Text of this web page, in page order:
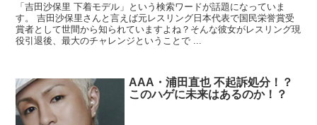
「吉田沙保里 下着モデル」という検索ワードが話題になっていま
す。 吉田沙保里さんと言えば元レスリング日本代表で国民栄誉賞受
賞者として世間から知られていますよね？そんな彼女がレスリング現
役引退後、最大のチャレンジということで ...
AAA・浦田直也 不起訴処分！？
このハゲに未来はあるのか！？